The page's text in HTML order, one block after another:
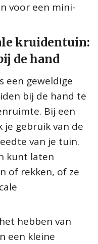
voor een mini-
kruidentuin:
de hand
een geweldige
bij de hand te
Bij een
gebruik van de
van je tuin.
kunt laten
of rekken, of ze
hebben van
een kleine